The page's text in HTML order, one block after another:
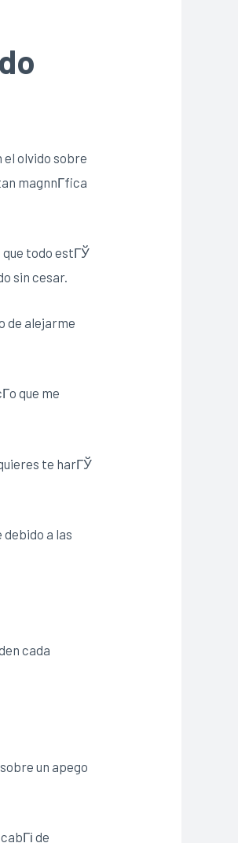
el olvido sobre
magnnГ­fica
que todo estГЎ
sin cesar.
de alejarme
que me
te harГЎ
a las
cada
un apego
de